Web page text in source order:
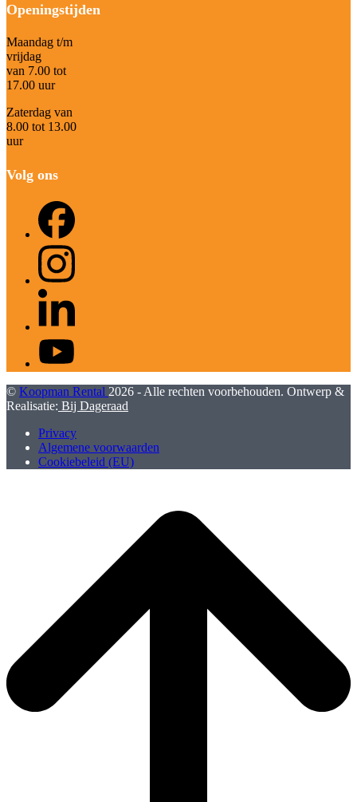
Openingstijden
Maandag t/m
vrijdag
van 7.00 tot
17.00 uur
Zaterdag van
8.00 tot 13.00
uur
Volg ons
Instagram
© Koopman Rental 2026 - Alle rechten voorbehouden. Ontwerp &
Realisatie: Bij Dageraad
Privacy
Algemene voorwaarden
Cookiebeleid (EU)